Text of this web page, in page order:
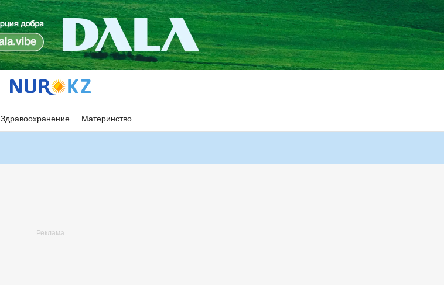
Здравоохранение Материнство